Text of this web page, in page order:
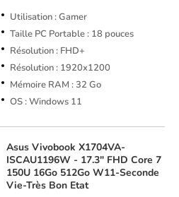
Utilisation : Gamer
Taille PC Portable : 18 pouces
Résolution : FHD+
Résolution : 1920x1200
Mémoire RAM : 32 Go
OS : Windows 11
Asus Vivobook X1704VA-
ISCAU1196W - 17.3" FHD Core 7
150U 16Go 512Go W11-Seconde
Vie-Très Bon Etat